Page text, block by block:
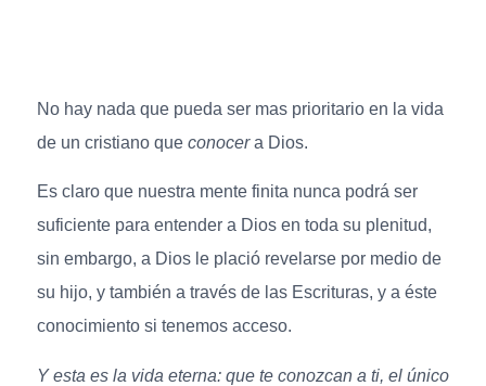
No hay nada que pueda ser mas prioritario en la vida
de un cristiano que conocera Dios.
Es claro que nuestra mente finita nunca podrá ser
suficiente para entender a Dios en toda su plenitud,
sin embargo, a Dios le plació revelarse por medio de
su hijo, y también a través de las Escrituras, y a éste
conocimiento si tenemos acceso.
Y esta es la vida eterna: que te conozcan a ti, el único